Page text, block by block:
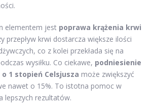
elementem jest poprawa krążenia krwi
przepływ krwi dostarcza większe ilości
co z kolei przekłada się na
wysiłku. Co ciekawe, podniesienie
1 stopień Celsjusza może zwiększyć
nawet o 15%. To istotna pomoc w
lepszych rezultatów.